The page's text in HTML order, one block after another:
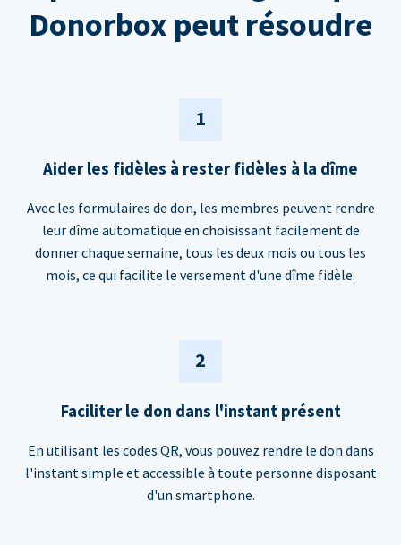
Donorbox peut résoudre
1
Aider les fidèles à rester fidèles à la dîme
Avec les formulaires de don, les membres peuvent rendre
leur dîme automatique en choisissant facilement de
donner chaque semaine, tous les deux mois ou tous les
mois, ce qui facilite le versement d'une dîme fidèle.
2
Faciliter le don dans l'instant présent
En utilisant les codes QR, vous pouvez rendre le don dans
l'instant simple et accessible à toute personne disposant
d'un smartphone.